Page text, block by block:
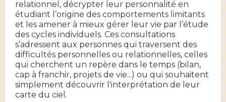
relationnel, décrypter leur personnalité en
étudiant l’origine des comportements limitants
et les amener à mieux gérer leur vie par l’étude
des cycles individuels. Ces consultations
s’adressent aux personnes qui traversent des
difficultés personnelles ou relationnelles, celles
qui cherchent un repère dans le temps (bilan,
cap à franchir, projets de vie...) ou qui souhaitent
simplement découvrir l'interprétation de leur
carte du ciel.